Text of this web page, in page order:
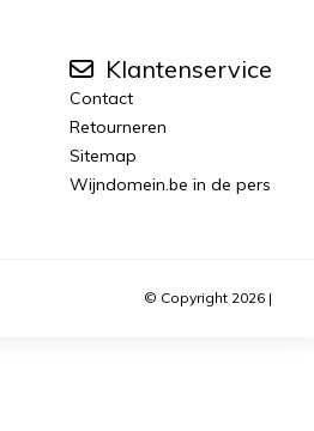
Klantenservice
Contact
Retourneren
Sitemap
Wijndomein.be in de pers
© Copyright 2026 |